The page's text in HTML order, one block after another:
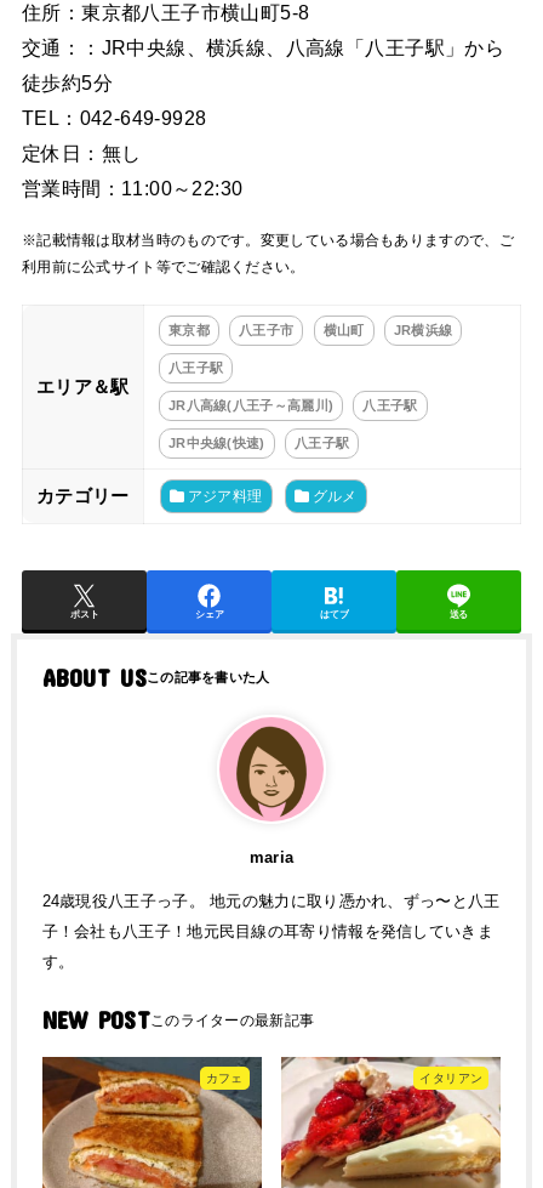
住所：東京都八王子市横山町5-8
交通：：JR中央線、横浜線、八高線「八王子駅」から
徒歩約5分
TEL：042-649-9928
定休日：無し
営業時間：11:00～22:30
※記載情報は取材当時のものです。変更している場合もありますので、ご
利用前に公式サイト等でご確認ください。
エリア＆駅
東京都 八王子市 横山町 JR横浜線
八王子駅
JR八高線(八王子～高麗川) 八王子駅
JR中央線(快速) 八王子駅
カテゴリー アジア料理 グルメ
ポスト シェア はてブ 送る
ABOUT US
maria
24歳現役八王子っ子。 地元の魅力に取り憑かれ、ずっ〜と八王
子！会社も八王子！地元民目線の耳寄り情報を発信していきま
す。
NEW POST
カフェ イタリアン